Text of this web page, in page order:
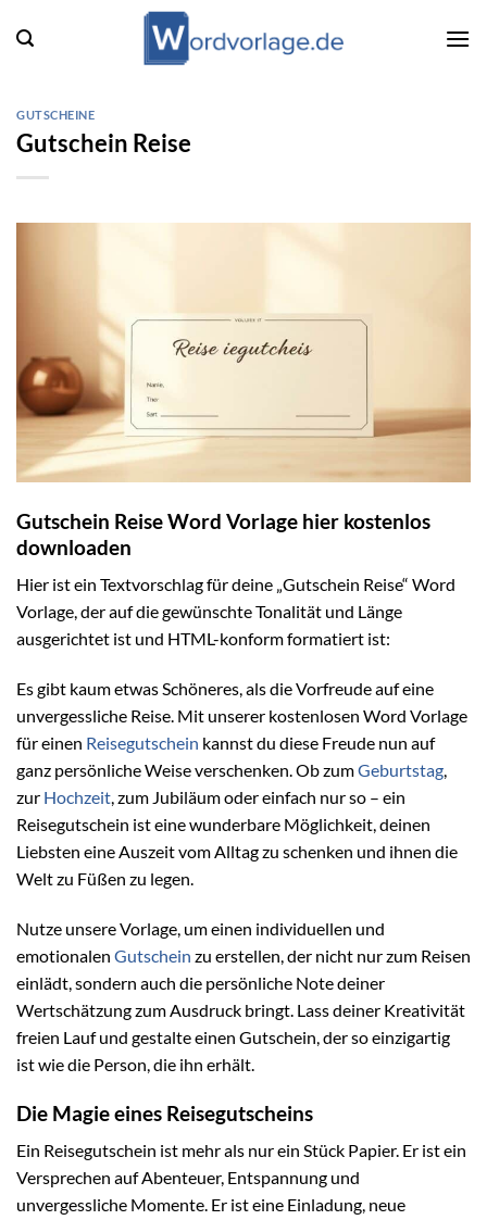
Inhalt
GUTSCHEINE
Gutschein Reise
Gutschein Reise Word Vorlage hier kostenlos
downloaden
Hier ist ein Textvorschlag für deine „Gutschein Reise“ Word
Vorlage, der auf die gewünschte Tonalität und Länge
ausgerichtet ist und HTML-konform formatiert ist:
Es gibt kaum etwas Schöneres, als die Vorfreude auf eine
unvergessliche Reise. Mit unserer kostenlosen Word Vorlage
für einen Reisegutschein kannst du diese Freude nun auf
ganz persönliche Weise verschenken. Ob zumGeburtstag,
zur Hochzeit, zum Jubiläum oder einfach nur so – ein
Reisegutschein ist eine wunderbare Möglichkeit, deinen
Liebsten eine Auszeit vom Alltag zu schenken und ihnen die
Welt zu Füßen zu legen.
Nutze unsere Vorlage, um einen individuellen und
emotionalen Gutschein zu erstellen, der nicht nur zum Reisen
einlädt, sondern auch die persönliche Note deiner
Wertschätzung zum Ausdruck bringt. Lass deiner Kreativität
freien Lauf und gestalte einen Gutschein, der so einzigartig
ist wie die Person, die ihn erhält.
Die Magie eines Reisegutscheins
Ein Reisegutschein ist mehr als nur ein Stück Papier. Er ist ein
Versprechen auf Abenteuer, Entspannung und
unvergessliche Momente. Er ist eine Einladung, neue